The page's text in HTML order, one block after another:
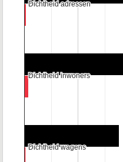
Dichtheid adressen
Dichtheid adressen
Dichtheid inwoners
Dichtheid inwoners
Dichtheid wagens
Dichtheid wagens